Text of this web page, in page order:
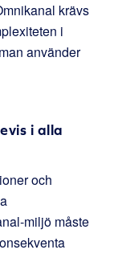
krävs
i
använder
i alla
och
miljö måste